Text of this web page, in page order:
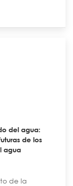
del agua:
de los
agua
de la